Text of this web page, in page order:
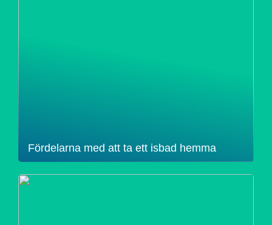
Fördelarna med att ta ett isbad hemma